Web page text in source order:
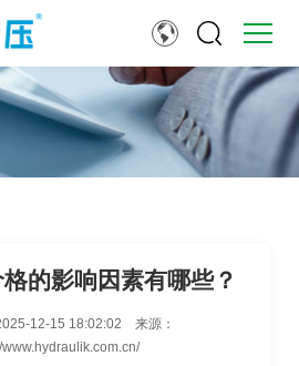
的影响因素有哪些？
12-15 18:02:02
来源：
www.hydraulik.com.cn/